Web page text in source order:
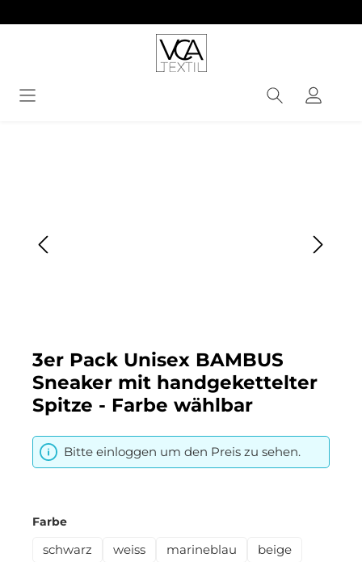
3er Pack Unisex BAMBUS
Sneaker mit handgekettelter
Spitze - Farbe wählbar
Bitte einloggen um den Preis zu sehen.
Farbeauswählen
schwarz weiss marineblau
beige